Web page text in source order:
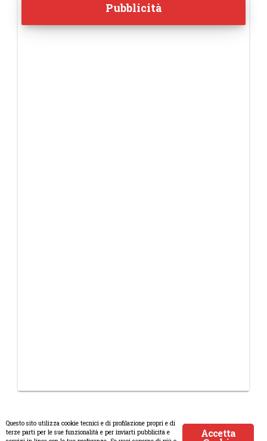
Pubblicità
Accetta
Questo sito utilizza cookie tecnici e di profilazione propri e di
terze parti per le sue funzionalità e per inviarti pubblicità e